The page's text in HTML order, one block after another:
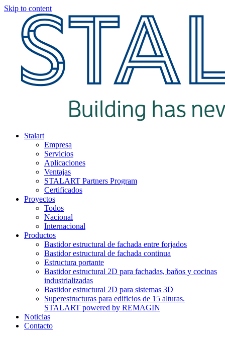
Skip to content
Stalart
Empresa
Servicios
Aplicaciones
Ventajas
STALART Partners Program
Certificados
Proyectos
Todos
Nacional
Internacional
Productos
Bastidor estructural de fachada entre forjados
Bastidor estructural de fachada continua
Estructura portante
Bastidor estructural 2D para fachadas, baños y cocinas
industrializadas
Bastidor estructural 2D para sistemas 3D
Superestructuras para edificios de 15 alturas.
STALART powered by REMAGIN
Noticias
Contacto